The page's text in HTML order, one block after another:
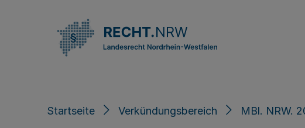
Startseite Verkündungsbereich MBl. NRW.